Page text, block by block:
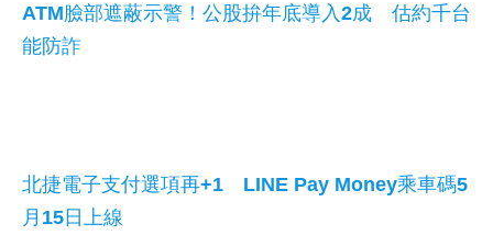
ATM臉部遮蔽示警！公股拚年底導入2成 估約千台
能防詐
北捷電子支付選項再+1 LINE Pay Money乘車碼5
月15日上線